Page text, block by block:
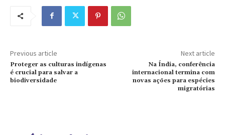
Previous article
Proteger as culturas indígenas
é crucial para salvar a
biodiversidade
Next article
Na Índia, conferência
internacional termina com
novas ações para espécies
migratórias